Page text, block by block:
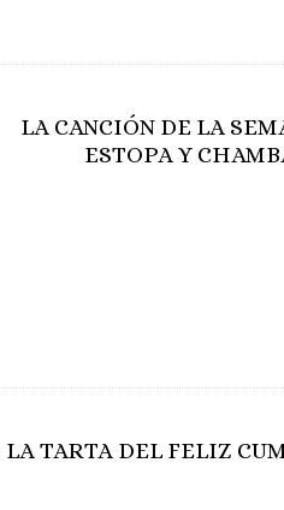
LA CANCIÓN DE LA
ESTOPA Y
LA TARTA DEL FELIZ